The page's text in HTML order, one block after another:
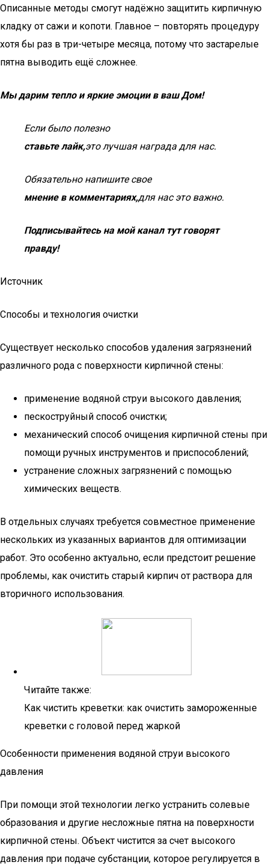
Описанные методы смогут надёжно защитить кирпичную
кладку от сажи и копоти. Главное – повторять процедуру
хотя бы раз в три-четыре месяца, потому что застарелые
пятна выводить ещё сложнее.
Мы дарим тепло и яркие эмоции в ваш Дом!
Если было полезно
ставьте лайк,это лучшая награда для нас.
Обязательно напишите свое
мнение в комментариях,для нас это важно.
Подписывайтесь на мой канал тут говорят
правду!
Источник
Способы и технология очистки
Существует несколько способов удаления загрязнений
различного рода с поверхности кирпичной стены:
применение водяной струи высокого давления;
пескоструйный способ очистки;
механический способ очищения кирпичной стены при
помощи ручных инструментов и приспособлений;
устранение сложных загрязнений с помощью
химических веществ.
В отдельных случаях требуется совместное применение
нескольких из указанных вариантов для оптимизации
работ. Это особенно актуально, если предстоит решение
проблемы, как очистить старый кирпич от раствора для
вторичного использования.
Читайте также:
Как чистить креветки: как очистить замороженные
креветки с головой перед жаркой
Особенности применения водяной струи высокого
давления
При помощи этой технологии легко устранить солевые
образования и другие несложные пятна на поверхности
кирпичной стены. Объект чистится за счет высокого
давления при подаче субстанции, которое регулируется в